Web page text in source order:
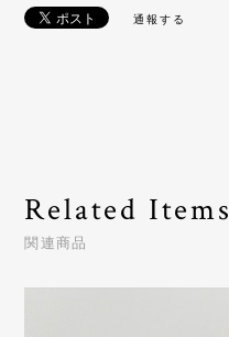
通報する
Related Items
関連商品